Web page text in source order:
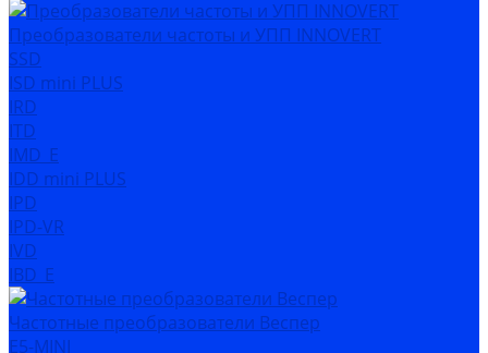
Преобразователи частоты и УПП INNOVERT
SSD
ISD mini PLUS
IRD
ITD
IMD_E
IDD mini PLUS
IPD
IРD-VR
IVD
IBD_E
Частотные преобразователи Веспер
Е5-MINI